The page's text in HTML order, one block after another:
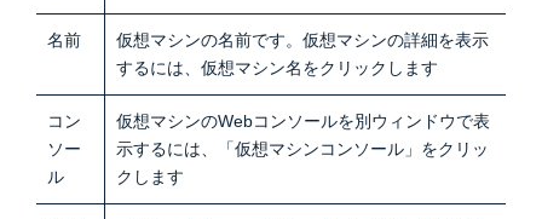
名前
仮想マシンの名前です。仮想マシンの詳細を表示
するには、仮想マシン名をクリックします
コン
ソー
ル
仮想マシンのWebコンソールを別ウィンドウで表
示するには、「仮想マシンコンソール」をクリッ
クします